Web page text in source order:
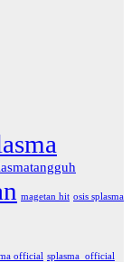
magetan hit osis splasma
official splasma_official